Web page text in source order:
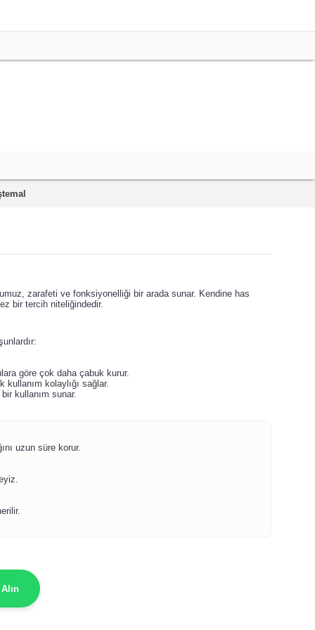
zarafeti ve fonksiyonelliği bir arada sunar. Kendine has
bir tercih niteliğindedir.
göre çok daha çabuk kurur.
kolaylığı sağlar.
kullanım sunar.
uzun süre korur.